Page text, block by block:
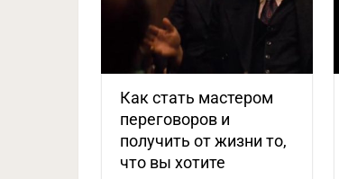
Как стать мастером
переговоров и
получить от жизни то,
что вы хотите